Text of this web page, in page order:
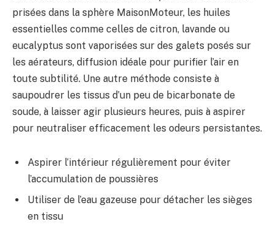
prisées dans la sphère MaisonMoteur, les huiles
essentielles comme celles de citron, lavande ou
eucalyptus sont vaporisées sur des galets posés sur
les aérateurs, diffusion idéale pour purifier l’air en
toute subtilité. Une autre méthode consiste à
saupoudrer les tissus d’un peu de bicarbonate de
soude, à laisser agir plusieurs heures, puis à aspirer
pour neutraliser efficacement les odeurs persistantes.
Aspirer l’intérieur régulièrement pour éviter
l’accumulation de poussières
Utiliser de l’eau gazeuse pour détacher les sièges
en tissu